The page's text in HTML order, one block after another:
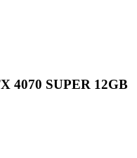
4070 SUPER 12GB